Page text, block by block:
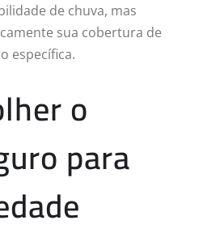
de chuva, mas
sua cobertura de
específica.
o
para